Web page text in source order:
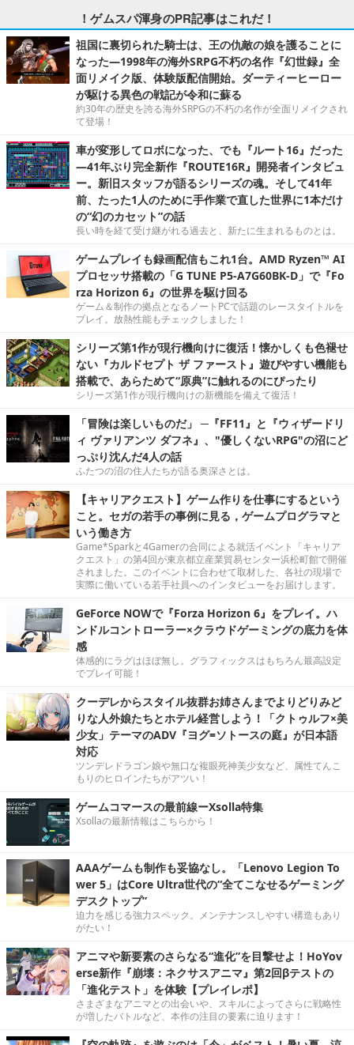
！ゲムスパ渾身のPR記事はこれだ！
祖国に裏切られた騎士は、王の仇敵の娘を護ることに
なった―1998年の海外SRPG不朽の名作『幻世録』全
面リメイク版、体験版配信開始。ダーティーヒーロー
が駆ける異色の戦記が令和に蘇る
約30年の歴史を誇る海外SRPGの不朽の名作が全面リメイクされ
て登場！
車が変形してロボになった、でも『ルート16』だった
―41年ぶり完全新作『ROUTE16R』開発者インタビュ
ー。新旧スタッフが語るシリーズの魂。そして41年
前、たった1人のために手作業で直した世界に1本だけ
の“幻のカセット”の話
長い時を経て受け継がれる過去と、新たに生まれるものとは。
ゲームプレイも録画配信もこれ1台。AMD Ryzen™ AI
プロセッサ搭載の「G TUNE P5-A7G60BK-D」で『Fo
rza Horizon 6』の世界を駆け回る
ゲーム＆制作の拠点となるノートPCで話題のレースタイトルを
プレイ。放熱性能もチェックしました！
シリーズ第1作が現行機向けに復活！懐かしくも色褪せ
ない『カルドセプト ザ ファースト』遊びやすい機能も
搭載で、あらためて“原典”に触れるのにぴったり
シリーズ第1作が現行機向けの新機能を備えて復活！
「冒険は楽しいものだ」 ─『FF11』と『ウィザードリ
ィ ヴァリアンツ ダフネ』、"優しくないRPG"の沼にど
っぷり沈んだ4人の話
ふたつの沼の住人たちが語る奥深さとは。
【キャリアクエスト】ゲーム作りを仕事にするという
こと。セガの若手の事例に見る，ゲームプログラマと
いう働き方
Game*Sparkと4Gamerの合同による就活イベント「キャリア
クエスト」の第4回が東京都立産業貿易センター浜松町館で開催
されました。このイベントに合わせて取材した、各社の現場で
実際に働いている若手社員へのインタビューをお届けします。
GeForce NOWで『Forza Horizon 6』をプレイ。ハ
ンドルコントローラー×クラウドゲーミングの底力を体
感
体感的にラグはほぼ無し。グラフィックスはもちろん最高設定
でプレイ可能！
クーデレからスタイル抜群お姉さんまでよりどりみど
りな人外娘たちとホテル経営しよう！「クトゥルフ×美
少女」テーマのADV『ヨグ=ソトースの庭』が日本語
対応
ツンデレドラゴン娘や無口な複眼死神美少女など、属性てんこ
もりのヒロインたちがアツい！
ゲームコマースの最前線ーXsolla特集
Xsollaの最新情報はこちらから！
AAAゲームも制作も妥協なし。「Lenovo Legion To
wer 5」はCore Ultra世代の“全てこなせるゲーミング
デスクトップ”
迫力を感じる強力スペック。メンテナンスしやすい構造もあり
がたい！
アニマや新要素のさらなる“進化”を目撃せよ！HoYov
erse新作『崩壊：ネクサスアニマ』第2回βテストの
「進化テスト」を体験【プレイレポ】
さまざまなアニマとの出会いや、スキルによってさらに戦略性
が増したバトルなど、本作の注目の要素に迫ります！